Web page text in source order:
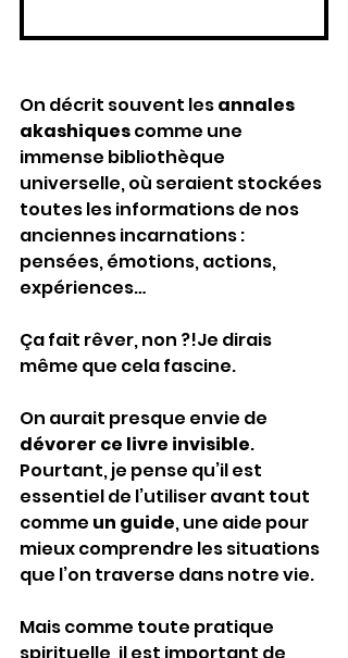
On décrit souvent les annales
akashiques comme une
immense bibliothèque
universelle, où seraient stockées
toutes les informations de nos
anciennes incarnations :
pensées, émotions, actions,
expériences…
Ça fait rêver, non ?!Je dirais
même que cela fascine.
On aurait presque envie de
dévorer ce livre invisible.
Pourtant, je pense qu’il est
essentiel de l’utiliser avant tout
comme un guide, une aide pour
mieux comprendre les situations
que l’on traverse dans notre vie.
Mais comme toute pratique
spirituelle, il est important de